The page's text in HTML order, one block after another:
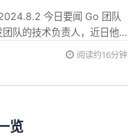
全域操作系统；
今日要闻 Go 团队
队的技术负责人，近日他
Clements 将接任他的职
阅读约16分钟
览